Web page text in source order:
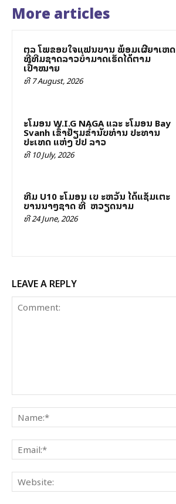
More articles
ສຕລ ໂພສຂອບໃຈແຟນບານ ພ້ອມເຜີຍສາເຫດ
ທີ່ທີມຊາດລາວບໍ່ສາມາດເຮັດໄດ້ຕາມ
ເປົ້າໝາຍ
ທີ 7 August, 2026
ສະໂມສອນ W.I.G NAGA ແລະ ສະໂມສອນ Bay
Svanh ເຂົ້າຢ້ຽມຂ່ຳນັບທ່ານ ປະທານ
ປະເທດ ແຫ່ງ ສປປ ລາວ
ທີ 10 July, 2026
ທີມ U10 ສະໂມສອນ ເບ ສະຫວັນ ໄດ້ແຊັມເຕະ
ບານນາໆຊາດ ທີ່ ສສ ຫວຽດນາມ
ທີ 24 June, 2026
LEAVE A REPLY